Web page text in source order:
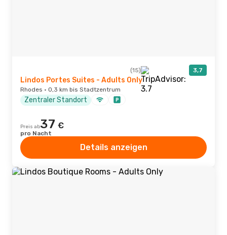
(15) 3,7
Lindos Portes Suites - Adults Only
Rhodes · 0,3 km bis Stadtzentrum
Zentraler Standort
Preis ab37 €
pro Nacht
Details anzeigen